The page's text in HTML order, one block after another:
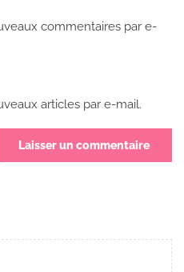
commentaires par e-
articles par e-mail.